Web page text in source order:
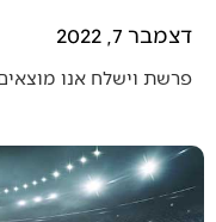
דצמבר 7, 2022
פרשת וישלח אנו